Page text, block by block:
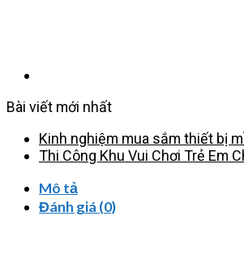
Bài viết mới nhất
Kinh nghiệm mua sắm thiết bị
Thi Công Khu Vui Chơi Trẻ Em
Mô tả
Đánh giá (0)